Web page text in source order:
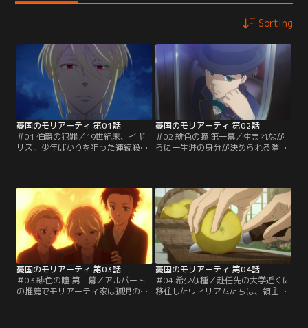
Sorting
憂国のモリアーティ 第01話
＃01 伯爵の犯罪／19世紀末、イギ
リス。少年ばかりを狙った連続殺人
ら犯人がとある貴族であることを探
り当てる。特権階級の立場を利用
し、弱い立場の少年たちを慰み者に
する殺人犯を断罪すべく、“犯罪相
談役（クライムコンサルタン
ト）”であるウィリアムが…。
憂国のモリアーティ 第02話
＃02 緋色の瞳 第一幕／生まれなが
らに一生涯の身分が決められる階級
活動で訪れたラグド・スクールで不
思議な魅力を持った孤児の少年に出
会う。大人顔負けの博識でどんな相
談にも応える彼のもとに自然と集ま
る人々。そしてアルバートもまた彼
にある提案を持ちかける。
憂国のモリアーティ 第03話
＃03 緋色の瞳 第二幕／アルバート
の推薦でモリアーティ家は孤児の兄
憂国のモリアーティ 第04話
＃04 希少な種／赴任先の大学近くに
移住したウィリアムたちは、領主の